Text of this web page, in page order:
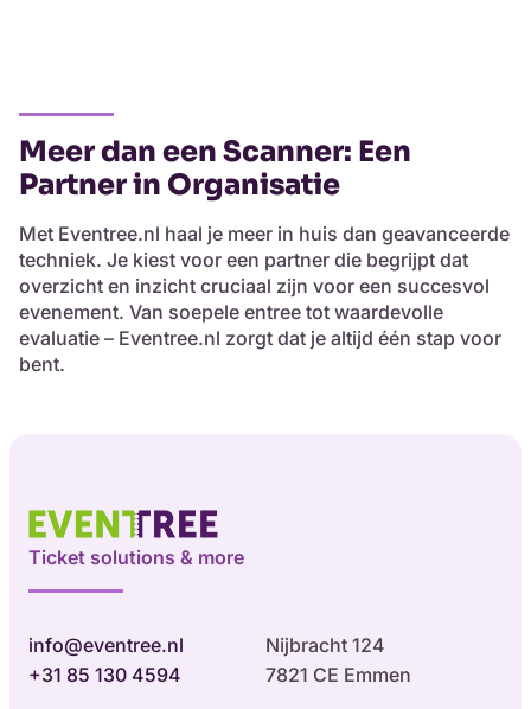
Meer dan een Scanner: Een
Partner in Organisatie
Met Eventree.nl haal je meer in huis dan geavanceerde
techniek. Je kiest voor een partner die begrijpt dat
overzicht en inzicht cruciaal zijn voor een succesvol
evenement. Van soepele entree tot waardevolle
evaluatie – Eventree.nl zorgt dat je altijd één stap voor
bent.
Ticket solutions & more
info@eventree.nl
+31 85 130 4594
Nijbracht 124
7821 CE Emmen